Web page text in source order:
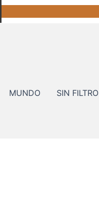
MUNDO SIN FILTRO